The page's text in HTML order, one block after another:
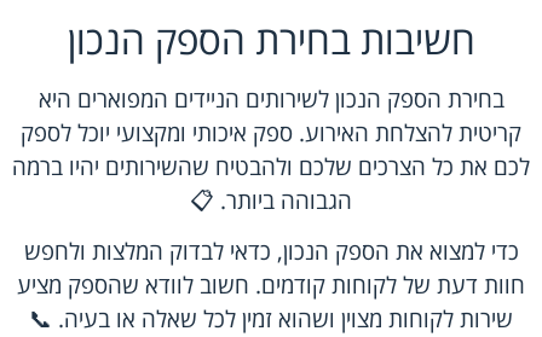
חשיבות בחירת הספק הנכון
בחירת הספק הנכון לשירותים הניידים המפוארים היא
קריטית להצלחת האירוע. ספק איכותי ומקצועי יוכל לספק
לכם את כל הצרכים שלכם ולהבטיח שהשירותים יהיו ברמה
הגבוהה ביותר. 📋
כדי למצוא את הספק הנכון, כדאי לבדוק המלצות ולחפש
חוות דעת של לקוחות קודמים. חשוב לוודא שהספק מציע
שירות לקוחות מצוין ושהוא זמין לכל שאלה או בעיה. 📞